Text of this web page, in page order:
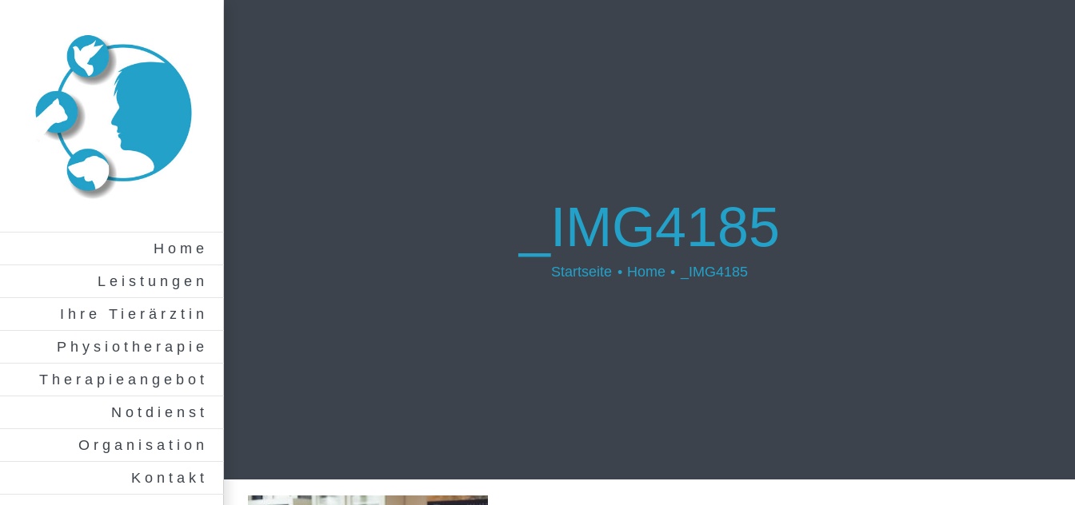
Home
Leistungen
Ihre Tierärztin
Physiotherapie
Therapieangebot
Notdienst
Organisation
Kontakt
_IMG4185
Startseite Home _IMG4185